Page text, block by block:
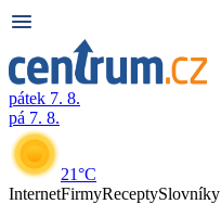
pátek 7. 8.
pá 7. 8.
21°C
InternetFirmyReceptySlovníky